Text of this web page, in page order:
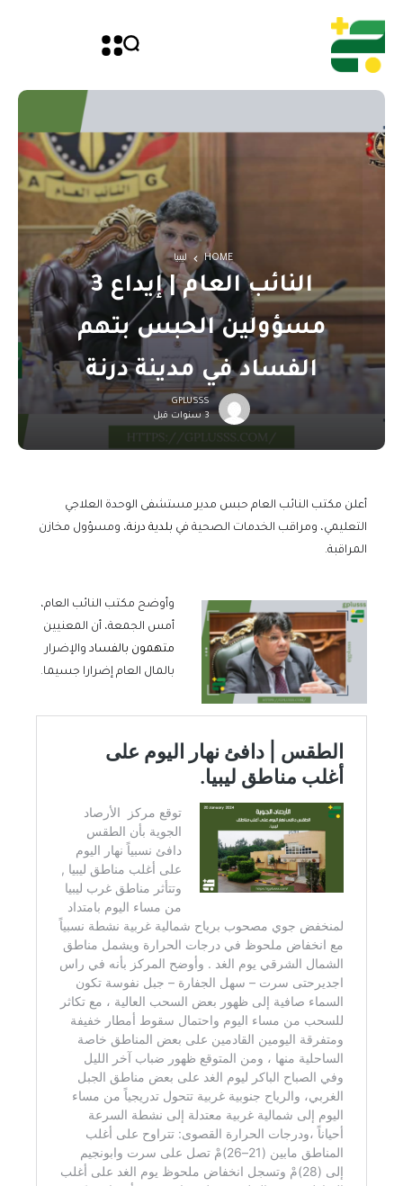
HOME ليبيا
النائب العام | إيداع 3
مسؤولين الحبس بتهم
الفساد في مدينة درنة
GPLUSSS
3 سنوات قبل
أعلن مكتب النائب العام حبس مدير مستشفى الوحدة العلاجي
التعليمي، ومراقب الخدمات الصحية في بلدية درنة، ومسؤول مخازن
المراقبة.
وأوضح مكتب النائب العام،
أمس الجمعة، أن المعنيين
متهمون بالفساد والإضرار
بالمال العام إضرارا جسيما.